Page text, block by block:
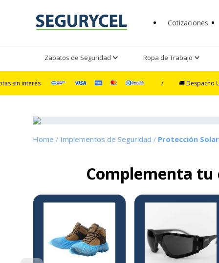
Cotizaciones
Zapatos de Seguridad Ropa de Trabajo
/ 🚚 Despacho Ultra
Implementos de Seguridad Protección
Complementa tu